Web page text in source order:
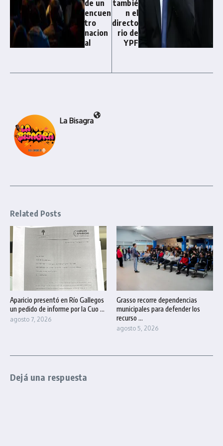
de un
encuen
tro
nacion
al
tambié
n el
directo
rio de
YPF
La Bisagra
Related Posts
Aparicio presentó en Río Gallegos
un pedido de informe por la Cuo ...
agosto 7, 2026
Grasso recorre dependencias
municipales para defender los
recurso ...
agosto 5, 2026
Dejá una respuesta